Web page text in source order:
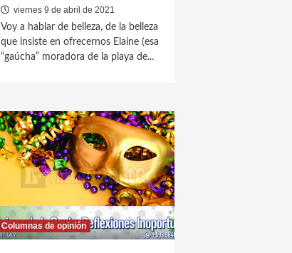
viernes 9 de abril de 2021
Voy a hablar de belleza, de la belleza
que insiste en ofrecernos Elaine (esa
“gaúcha” moradora de la playa de...
Columnas de opinión